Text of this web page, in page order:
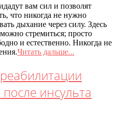
вам сил и позволят
что никогда не нужно
дыхание через силу. Здесь
стремиться; просто
и естественно. Никогда не
Читать дальше...
инсульта